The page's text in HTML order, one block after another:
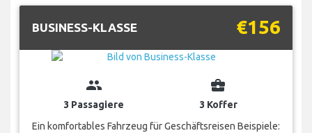
BUSINESS-KLASSE €156
group
3 Passagiere
business_center
3 Koffer
Ein komfortables Fahrzeug für Geschäftsreisen Beispiele: